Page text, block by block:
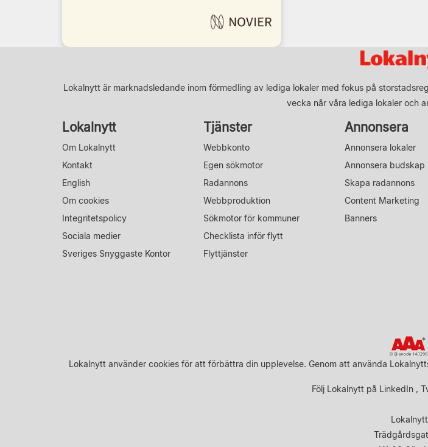
Lokalnytt är marknadsledande inom förmedling av lediga lokaler med fokus på
vecka når våra lediga lokaler och
Lokalnytt
Om Lokalnytt
Kontakt
English
Om cookies
Integritetspolicy
Sociala medier
Sveriges Snyggaste Kontor
Tjänster
Webbkonto
Egen sökmotor
Radannons
Webbproduktion
Sökmotor för kommuner
Checklista inför flytt
Flyttjänster
Annonsera
Annonsera lokaler
Annonsera budskap
Skapa radannons
Content Marketing
Banners
Lokalnytt använder cookies för att förbättra din upplevelse. Genom att använda
Följ Lokalnytt på LinkedIn,
Lokalnytt